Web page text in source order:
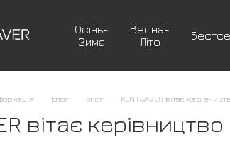
Осінь-
Зима
Весна-
Літо
Блог Блог KENT&AVER вітає
вітає